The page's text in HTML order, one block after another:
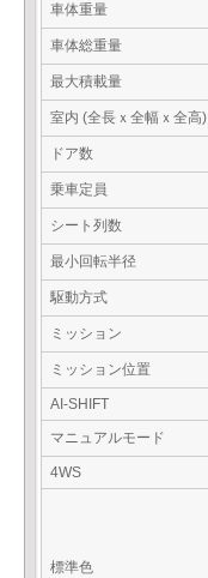
車体重量
車体総重量
最大積載量
室内 (全長ｘ全幅ｘ全高)
ドア数
乗車定員
シート列数
最小回転半径
駆動方式
ミッション
ミッション位置
AI-SHIFT
マニュアルモード
4WS
標準色